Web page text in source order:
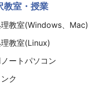
教室・授業
教室(Windows、Mac)
教室(Linux)
ートパソコン
ク